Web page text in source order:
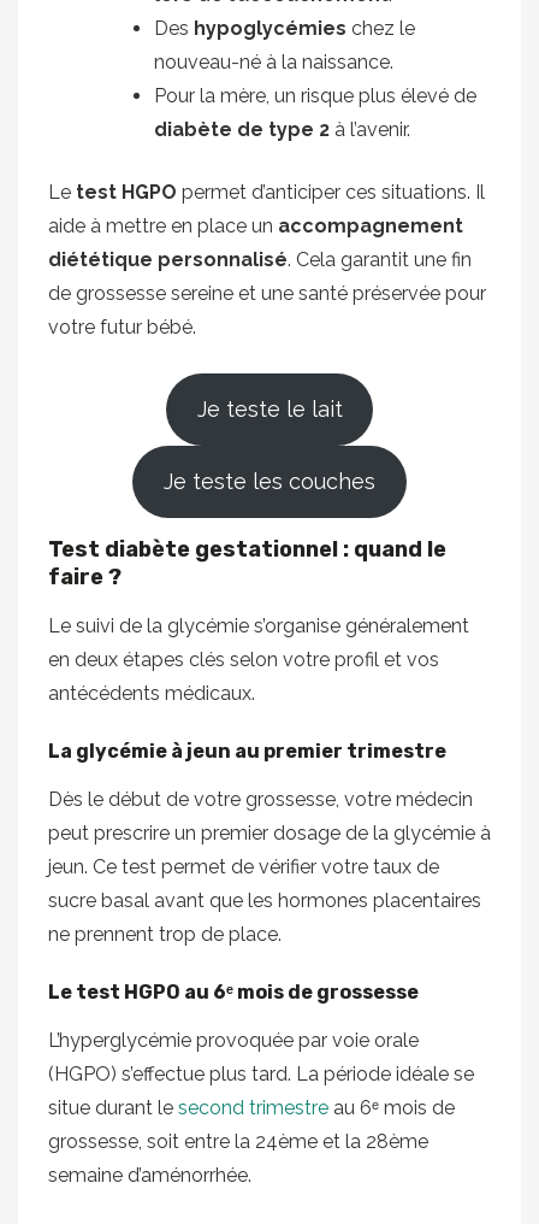
Des hypoglycémies chez le
nouveau-né à la naissance.
Pour la mère, un risque plus élevé de
diabète de type 2 à l’avenir.
Le test HGPO permet d’anticiper ces situations. Il
aide à mettre en place un accompagnement
diététique personnalisé. Cela garantit une fin
de grossesse sereine et une santé préservée pour
votre futur bébé.
Je teste le lait
Je teste les couches
Test diabète gestationnel : quand le
faire ?
Le suivi de la glycémie s’organise généralement
en deux étapes clés selon votre profil et vos
antécédents médicaux.
La glycémie à jeun au premier trimestre
Dès le début de votre grossesse, votre médecin
peut prescrire un premier dosage de la glycémie à
jeun. Ce test permet de vérifier votre taux de
sucre basal avant que les hormones placentaires
ne prennent trop de place.
Le test HGPO au 6ᵉ mois de grossesse
L’hyperglycémie provoquée par voie orale
(HGPO) s’effectue plus tard. La période idéale se
situe durant le second trimestre au 6ᵉ mois de
grossesse, soit entre la 24ème et la 28ème
semaine d’aménorrhée.